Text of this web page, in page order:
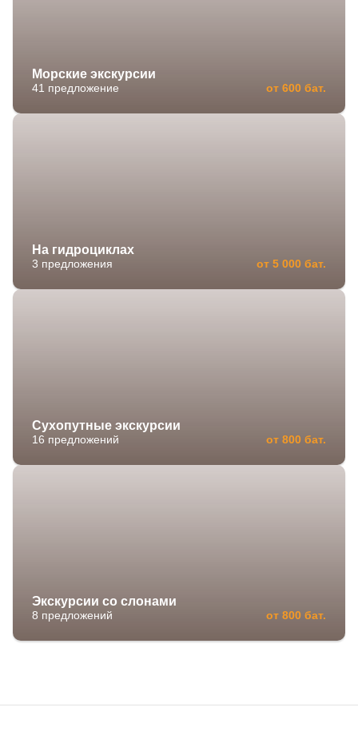
Морские экскурсии
41 предложение от 600 бат.
На гидроциклах
3 предложения от 5 000 бат.
Сухопутные экскурсии
16 предложений от 800 бат.
Экскурсии со слонами
8 предложений от 800 бат.